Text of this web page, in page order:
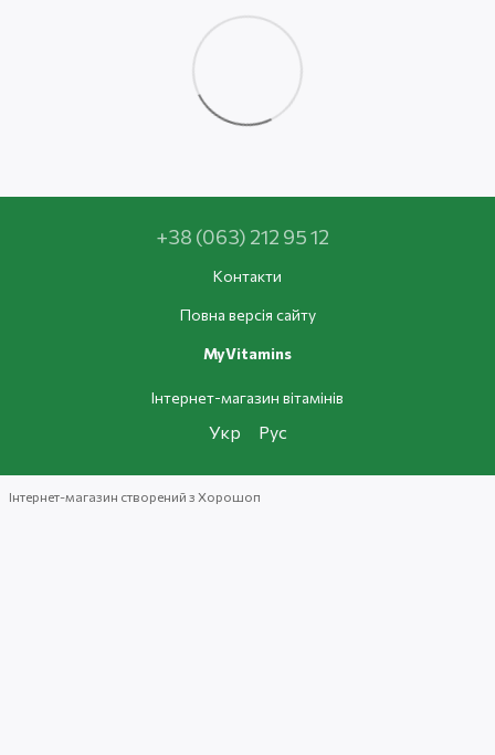
+38 (063) 212 95 12
Контакти
Повна версія сайту
MyVitamins
Інтернет-магазин вітамінів
Укр Рус
Інтернет-магазин створений з Хорошоп